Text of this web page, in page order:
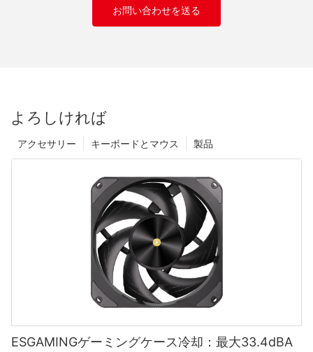
お問い合わせを送る
よろしければ
製品
キーボードとマウス
アクセサリー
ESGAMINGゲーミングケース冷却：最大33.4dBA